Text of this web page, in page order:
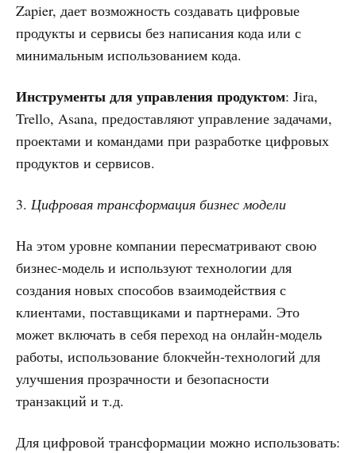
Zapier, дает возможность создавать цифровые
продукты и сервисы без написания кода или с
минимальным использованием кода.
Инструменты для управления продуктом: Jira,
Trello, Asana, предоставляют управление задачами,
проектами и командами при разработке цифровых
продуктов и сервисов.
3. Цифровая трансформация бизнес модели
На этом уровне компании пересматривают свою
бизнес-модель и используют технологии для
создания новых способов взаимодействия с
клиентами, поставщиками и партнерами. Это
может включать в себя переход на онлайн-модель
работы, использование блокчейн-технологий для
улучшения прозрачности и безопасности
транзакций и т.д.
Для цифровой трансформации можно использовать: